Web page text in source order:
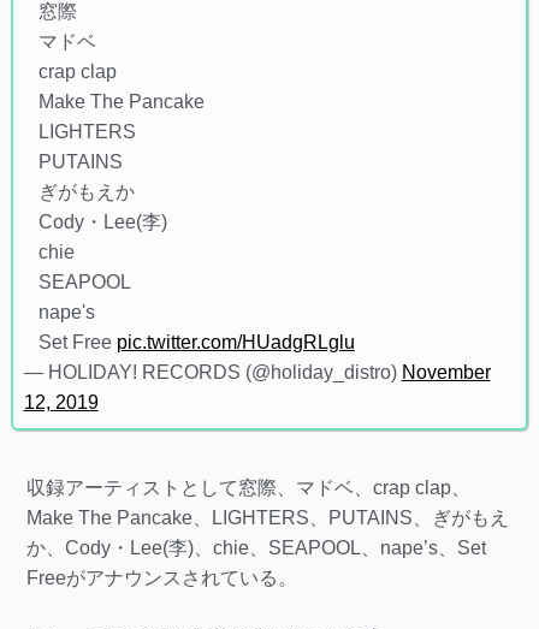
窓際
マドベ
crap clap
Make The Pancake
LIGHTERS
PUTAINS
ぎがもえか
Cody・Lee(李)
chie
SEAPOOL
nape's
Set Free pic.twitter.com/HUadgRLglu
— HOLIDAY! RECORDS (@holiday_distro) November
12, 2019
収録アーティストとして窓際、マドベ、crap clap、
Make The Pancake、LIGHTERS、PUTAINS、ぎがもえ
か、Cody・Lee(李)、chie、SEAPOOL、nape’s、Set
Freeがアナウンスされている。